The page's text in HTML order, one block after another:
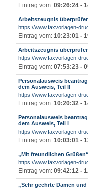
Eintrag vom: 09:26:24 -
Arbeitszeugnis
https://www.faxvorlagen-
Eintrag vom: 10:23:01 -
Arbeitszeugnis
https://www.faxvorlagen-
Eintrag vom: 07:53:23 -
Personalausweis
dem Ausweis, Teil II
https://www.faxvorlagen-
Eintrag vom: 10:20:32 -
Personalausweis
dem Ausweis, Teil I
https://www.faxvorlagen-
Eintrag vom: 10:03:01 -
„Mit freundlichen
https://www.faxvorlagen-
Eintrag vom: 09:42:12 -
„Sehr geehrte Damen